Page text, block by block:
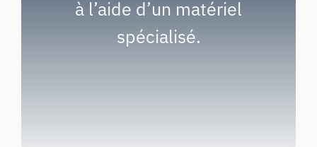
à l’aide d’un matériel
spécialisé.